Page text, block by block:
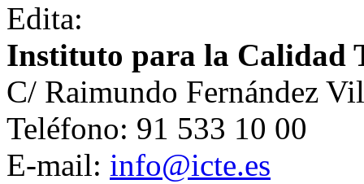
Edita:
Instituto para la Calidad
C/ Raimundo Fernández
Teléfono: 91 533 10 00
E-mail: info@icte.es